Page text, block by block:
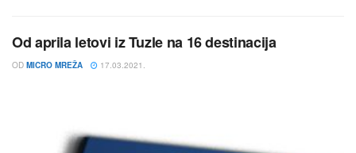
Od aprila letovi iz Tuzle na 16 destinacija
OD MICRO MREŽA 17.03.2021.